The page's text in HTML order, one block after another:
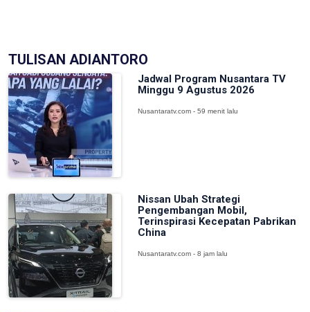
TULISAN ADIANTORO
Jadwal Program Nusantara TV
Minggu 9 Agustus 2026
Nusantaratv.com - 59 menit lalu
Nissan Ubah Strategi
Pengembangan Mobil,
Terinspirasi Kecepatan Pabrikan
China
Nusantaratv.com - 8 jam lalu